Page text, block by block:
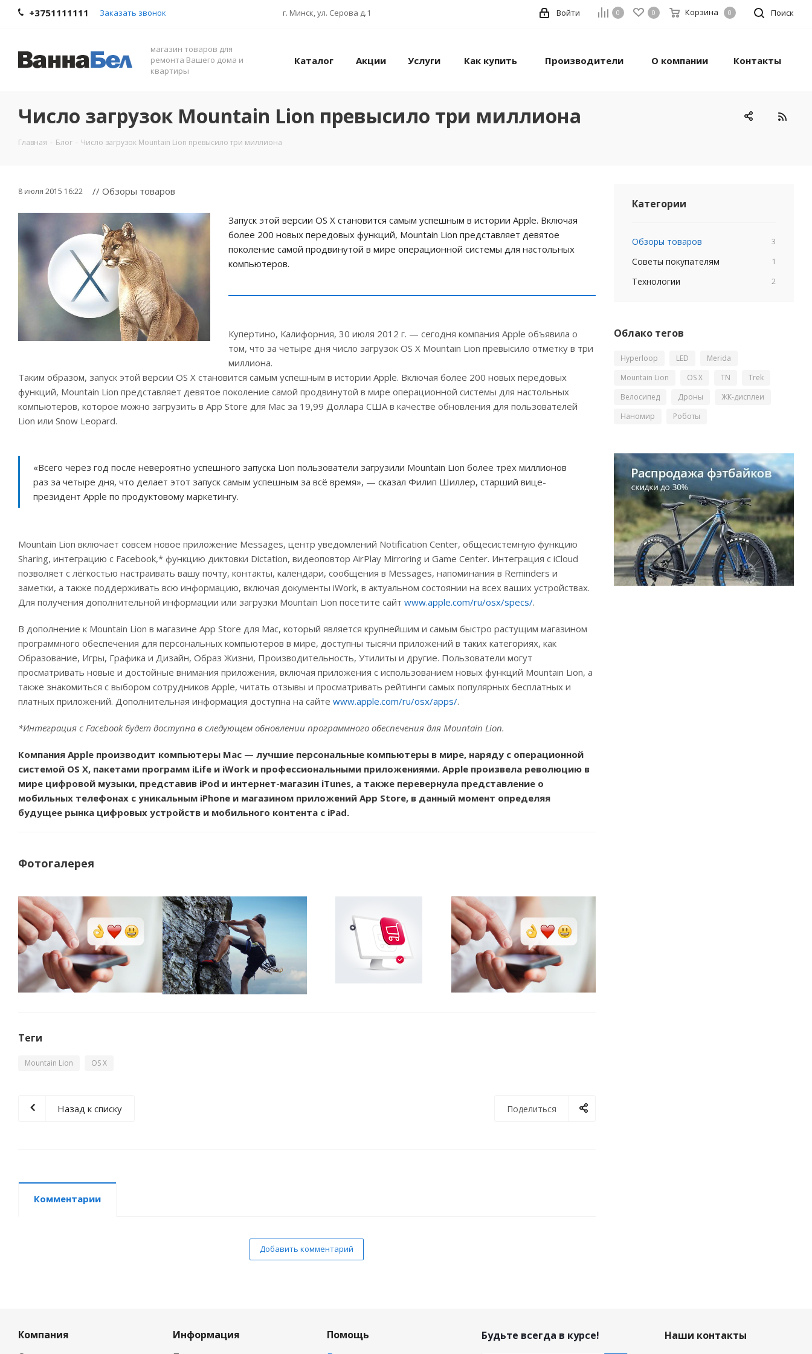
+3751111111 Заказать звонок г. Минск, ул. Серова д.1 Поиск
0 0 Корзина 0
Войти
магазин товаров для
ремонта Вашего дома и
квартиры
Каталог Акции Услуги Как купить Производители О компании Контакты
Число загрузок Mountain Lion превысило три миллиона
Главная - Блог - Число загрузок Mountain Lion превысило три миллиона
8 июля 2015 16:22 // Обзоры товаров
Запуск этой версии OS X становится самым успешным в истории Apple. Включая
более 200 новых передовых функций, Mountain Lion представляет девятое
поколение самой продвинутой в мире операционной системы для настольных
компьютеров.
Купертино, Калифорния, 30 июля 2012 г. — сегодня компания Apple объявила о
том, что за четыре дня число загрузок OS X Mountain Lion превысило отметку в три
миллиона.
Таким образом, запуск этой версии OS X становится самым успешным в истории Apple. Включая более 200 новых передовых
функций, Mountain Lion представляет девятое поколение самой продвинутой в мире операционной системы для настольных
компьютеров, которое можно загрузить в App Store для Мас за 19,99 Доллара США в качестве обновления для пользователей
Lion или Snow Leopard.
«Всего через год после невероятно успешного запуска Lion пользователи загрузили Mountain Lion более трёх миллионов
раз за четыре дня, что делает этот запуск самым успешным за всё время», — сказал Филип Шиллер, старший вице-
президент Apple по продуктовому маркетингу.
Mountain Lion включает совсем новое приложение Messages, центр уведомлений Notification Center, общесистемную функцию
Sharing, интеграцию с Facebook,* функцию диктовки Dictation, видеоповтор AirPlay Mirroring и Game Center. Интеграция с iCloud
позволяет с лёгкостью настраивать вашу почту, контакты, календари, сообщения в Messages, напоминания в Reminders и
заметки, а также поддерживать всю информацию, включая документы iWork, в актуальном состоянии на всех ваших устройствах.
Для получения дополнительной информации или загрузки Mountain Lion посетите сайт www.apple.com/ru/osx/specs/.
В дополнение к Mountain Lion в магазине App Store для Mac, который является крупнейшим и самым быстро растущим магазином
программного обеспечения для персональных компьютеров в мире, доступны тысячи приложений в таких категориях, как
Образование, Игры, Графика и Дизайн, Образ Жизни, Производительность, Утилиты и другие. Пользователи могут
просматривать новые и достойные внимания приложения, включая приложения с использованием новых функций Mountain Lion, а
также знакомиться с выбором сотрудников Apple, читать отзывы и просматривать рейтинги самых популярных бесплатных и
платных приложений. Дополнительная информация доступна на сайте www.apple.com/ru/osx/apps/.
*Интеграция с Facebook будет доступна в следующем обновлении программного обеспечения для Mountain Lion.
Компания Apple производит компьютеры Mac — лучшие персональные компьютеры в мире, наряду с операционной
системой OS X, пакетами программ iLife и iWork и профессиональными приложениями. Apple произвела революцию в
мире цифровой музыки, представив iPod и интернет-магазин iTunes, а также перевернула представление о
мобильных телефонах с уникальным iPhone и магазином приложений App Store, в данный момент определяя
будущее рынка цифровых устройств и мобильного контента с iPad.
Фотогалерея
Теги
Mountain Lion OS X
Поделиться
Назад к списку
Комментарии
Добавить комментарий
Категории
Обзоры товаров 3
Советы покупателям 1
Технологии 2
Облако тегов
Hyperloop LED
Merida
Mountain Lion
OS X TN
Trek
Велосипед
Дроны
ЖК-дисплеи
Наномир
Роботы
Компания Информация Помощь Будьте всегда в курсе! Наши контакты